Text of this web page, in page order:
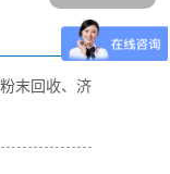
末回收、济